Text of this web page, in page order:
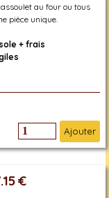
au four ou tous
pièce unique.
+ frais
Ajouter
€